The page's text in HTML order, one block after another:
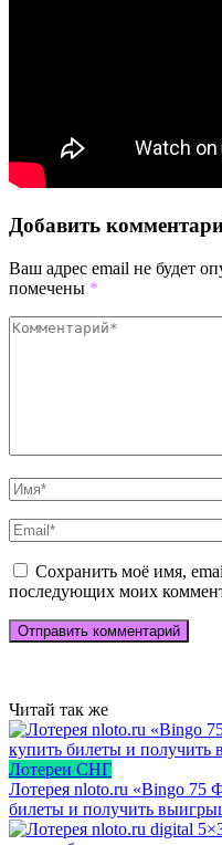
Добавить
Ваш адрес email не будет
помечены *
Сохранить моё имя,
последующих моих
Читай так же
Лотереи СНГ
Лотерея nloto.ru «Bingo 75
билеты и получить